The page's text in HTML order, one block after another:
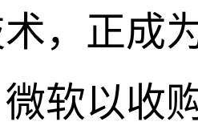
，正成
软以收